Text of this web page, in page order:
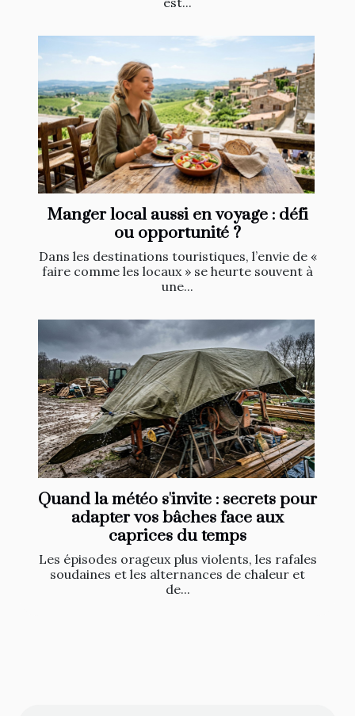
Manger local aussi en voyage : défi
ou opportunité ?
Dans les destinations touristiques, l’envie de «
faire comme les locaux » se heurte souvent à
une...
Quand la météo s'invite : secrets pour
adapter vos bâches face aux
caprices du temps
Les épisodes orageux plus violents, les rafales
soudaines et les alternances de chaleur et
de...